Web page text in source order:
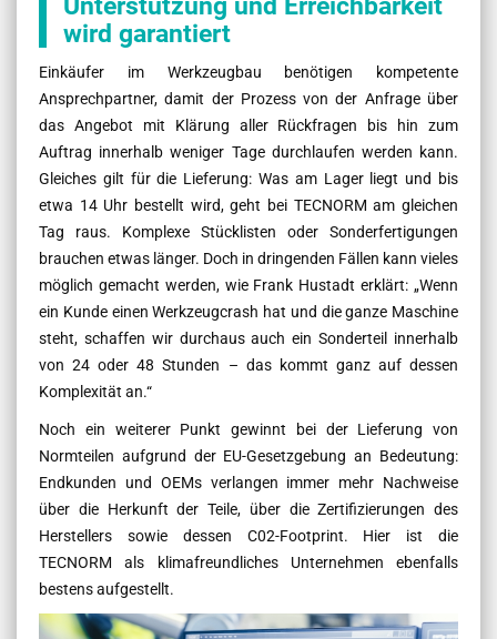
Unterstützung und Erreichbarkeit
wird garantiert
Einkäufer im Werkzeugbau benötigen kompetente
Ansprechpartner, damit der Prozess von der Anfrage über
das Angebot mit Klärung aller Rückfragen bis hin zum
Auftrag innerhalb weniger Tage durchlaufen werden kann.
Gleiches gilt für die Lieferung: Was am Lager liegt und bis
etwa 14 Uhr bestellt wird, geht bei TECNORM am gleichen
Tag raus. Komplexe Stücklisten oder Sonderfertigungen
brauchen etwas länger. Doch in dringenden Fällen kann vieles
möglich gemacht werden, wie Frank Hustadt erklärt: „Wenn
ein Kunde einen Werkzeugcrash hat und die ganze Maschine
steht, schaffen wir durchaus auch ein Sonderteil innerhalb
von 24 oder 48 Stunden – das kommt ganz auf dessen
Komplexität an.“
Noch ein weiterer Punkt gewinnt bei der Lieferung von
Normteilen aufgrund der EU-Gesetzgebung an Bedeutung:
Endkunden und OEMs verlangen immer mehr Nachweise
über die Herkunft der Teile, über die Zertifizierungen des
Herstellers sowie dessen C02-Footprint. Hier ist die
TECNORM als klimafreundliches Unternehmen ebenfalls
bestens aufgestellt.